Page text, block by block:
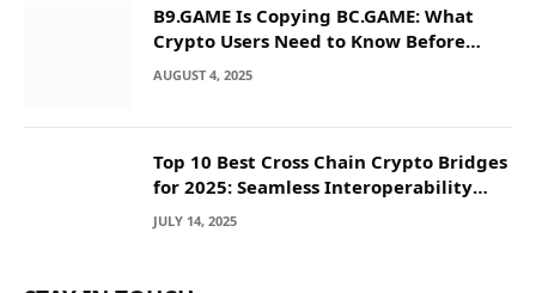
B9.GAME Is Copying BC.GAME: What
Crypto Users Need to Know Before
They Deposit
AUGUST 4, 2025
Top 10 Best Cross Chain Crypto Bridges
for 2025: Seamless Interoperability
Across Blockchain Networks
JULY 14, 2025